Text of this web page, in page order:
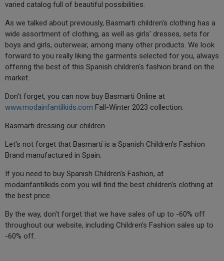
varied catalog full of beautiful possibilities.
As we talked about previously, Basmarti children's clothing has a
wide assortment of clothing, as well as girls' dresses, sets for
boys and girls, outerwear, among many other products. We look
forward to you really liking the garments selected for you, always
offering the best of this Spanish children's fashion brand on the
market.
Don't forget, you can now buy Basmarti Online at
www.modainfantilkids.com Fall-Winter 2023 collection.
Basmarti dressing our children.
Let's not forget that Basmartí is a Spanish Children's Fashion
Brand manufactured in Spain.
If you need to buy Spanish Children's Fashion, at
modainfantilkids.com you will find the best children's clothing at
the best price.
By the way, don't forget that we have sales of up to -60% off
throughout our website, including Children's Fashion sales up to
-60% off.